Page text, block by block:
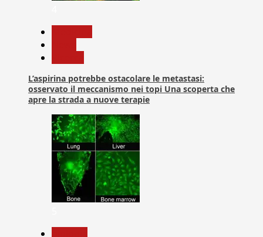
L’aspirina potrebbe ostacolare le metastasi:
osservato il meccanismo nei topi Una scoperta che
apre la strada a nuove terapie